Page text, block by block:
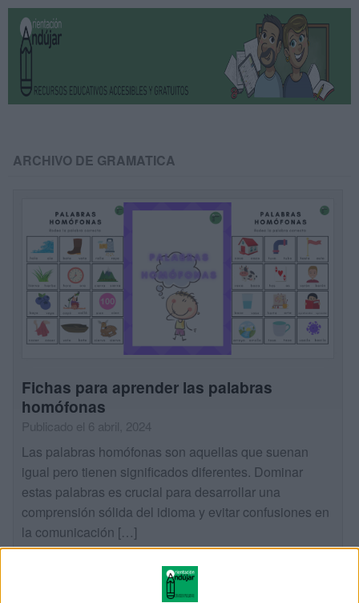
ARCHIVO DE GRAMATICA
Fichas para aprender las palabras
homófonas
Publicado el 6 abril, 2024
Las palabras homófonas son aquellas que suenan
igual pero tienen significados diferentes. Dominar
estas palabras es crucial para desarrollar una
comprensión sólida del idioma y evitar confusiones en
la comunicación […]